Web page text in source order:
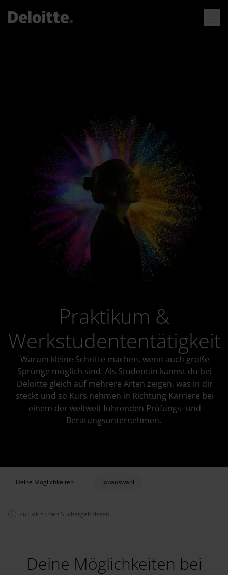
Praktikum &
Werkstudententätigkeit
Warum kleine Schritte machen, wenn auch große
Sprünge möglich sind. Als Student:in kannst du bei
Deloitte gleich auf mehrere Arten zeigen, was in dir
steckt und so Kurs nehmen in Richtung Karriere bei
einem der weltweit führenden Prüfungs- und
Beratungsunternehmen.
Deine Möglichkeiten Jobauswahl
Zurück zu den Suchergebnissen
Deine Möglichkeiten bei